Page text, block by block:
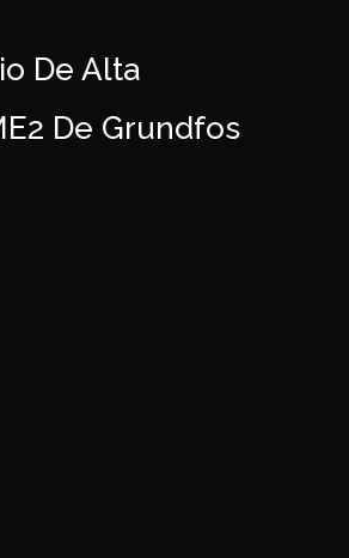
De Alta
De Grundfos